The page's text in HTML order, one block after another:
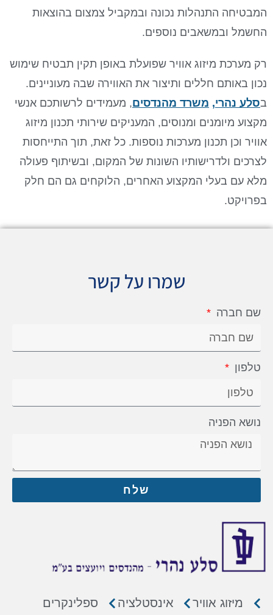
המבטיחה התנהלות נכונה ובמקביל צמצום בהוצאות
החשמל ובמשאבים נוספים.
רק מערכת מיזוג אוויר שפועלת באופן תקין תבטיח שימוש
נכון באותם חללים ותיצור את האווירה שבה מעוניינים.
בסלע נהרי, משרד מהנדסים, מעמידים לרשותכם אנשי
מקצוע מיומנים ומנוסים, המעניקים שירותי תכנון מיזוג
אוויר וכן תכנון מערכות נוספות. כל זאת, תוך התייחסות
לצרכים ולדרישותיו השונות של המקום, ובשיתוף פעולה
מלא עם בעלי המקצוע האחרים, הלוקחים גם הם חלק
בפרויקט.
מיזוג אוויר אינסטלציה ספלינקרים
שמרו על קשר
שם חברה
טלפון
נושא הפניה
שלח